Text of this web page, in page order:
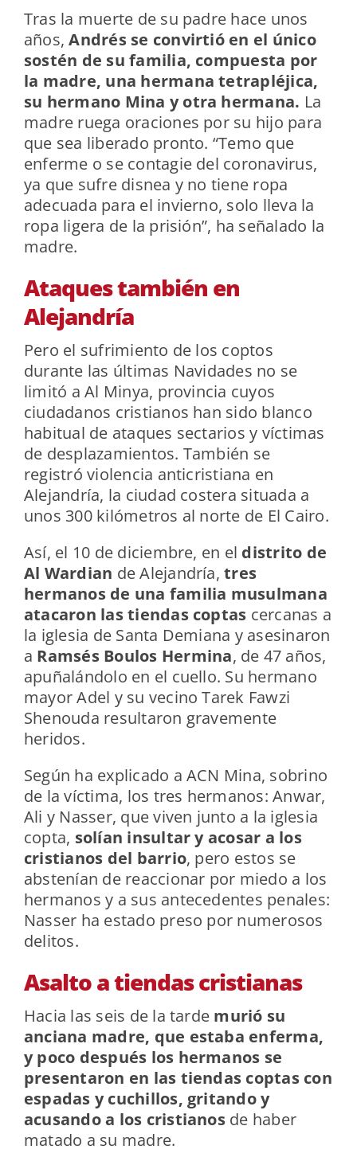
Tras la muerte de su padre hace unos
años, Andrés se convirtió en el único
sostén de su familia, compuesta por
la madre, una hermana tetrapléjica,
su hermano Mina y otra hermana. La
madre ruega oraciones por su hijo para
que sea liberado pronto. “Temo que
enferme o se contagie del coronavirus,
ya que sufre disnea y no tiene ropa
adecuada para el invierno, solo lleva la
ropa ligera de la prisión”, ha señalado la
madre.
Ataques también en
Alejandría
Pero el sufrimiento de los coptos
durante las últimas Navidades no se
limitó a Al Minya, provincia cuyos
ciudadanos cristianos han sido blanco
habitual de ataques sectarios y víctimas
de desplazamientos. También se
registró violencia anticristiana en
Alejandría, la ciudad costera situada a
unos 300 kilómetros al norte de El Cairo.
Así, el 10 de diciembre, en el distrito de
Al Wardian de Alejandría,tres
hermanos de una familia musulmana
atacaron las tiendas coptas cercanas a
la iglesia de Santa Demiana y asesinaron
a Ramsés Boulos Hermina, de 47 años,
apuñalándolo en el cuello. Su hermano
mayor Adel y su vecino Tarek Fawzi
Shenouda resultaron gravemente
heridos.
Según ha explicado a ACN Mina, sobrino
de la víctima, los tres hermanos: Anwar,
Ali y Nasser, que viven junto a la iglesia
copta, solían insultar y acosar a los
cristianos del barrio, pero estos se
abstenían de reaccionar por miedo a los
hermanos y a sus antecedentes penales:
Nasser ha estado preso por numerosos
delitos.
Asalto a tiendas cristianas
Hacia las seis de la tarde murió su
anciana madre, que estaba enferma,
y poco después los hermanos se
presentaron en las tiendas coptas con
espadas y cuchillos, gritando y
acusando a los cristianosde haber
matado a su madre.